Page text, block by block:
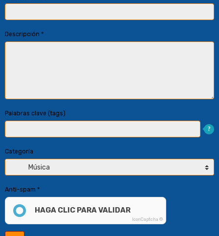
Descripción
Palabras clave (tags)
Categoría
Anti-spam
HAGA CLIC PARA VALIDAR
IconCaptcha ©